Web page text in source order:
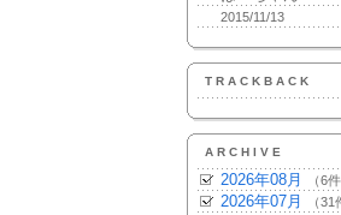
2015/11/13
TRACKBACK
ARCHIVE
2026年08月 （6件
2026年07月 （31